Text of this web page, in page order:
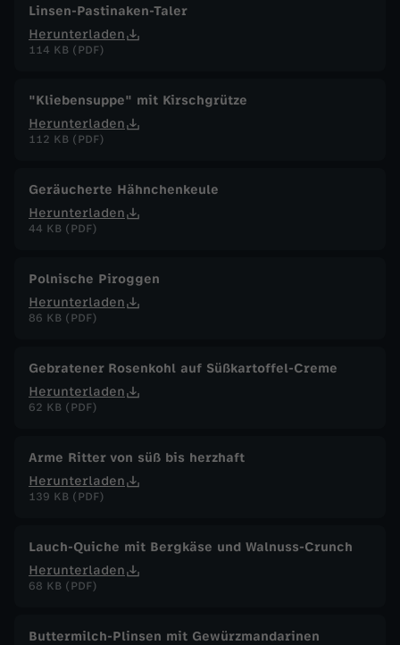
Linsen-Pastinaken-Taler
Herunterladen
114 KB (PDF)
"Kliebensuppe" mit Kirschgrütze
Herunterladen
112 KB (PDF)
Geräucherte Hähnchenkeule
Herunterladen
44 KB (PDF)
Polnische Piroggen
Herunterladen
86 KB (PDF)
Gebratener Rosenkohl auf Süßkartoffel-Creme
Herunterladen
62 KB (PDF)
Arme Ritter von süß bis herzhaft
Herunterladen
139 KB (PDF)
Lauch-Quiche mit Bergkäse und Walnuss-Crunch
Herunterladen
68 KB (PDF)
Buttermilch-Plinsen mit Gewürzmandarinen